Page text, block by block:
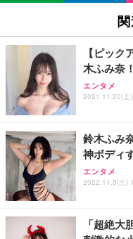
【ピッ
木ふみ奈
エンタメ
2021.11.20(土
鈴木ふみ
神ボディ
エンタメ
2022.11.5(土)
「超絶大